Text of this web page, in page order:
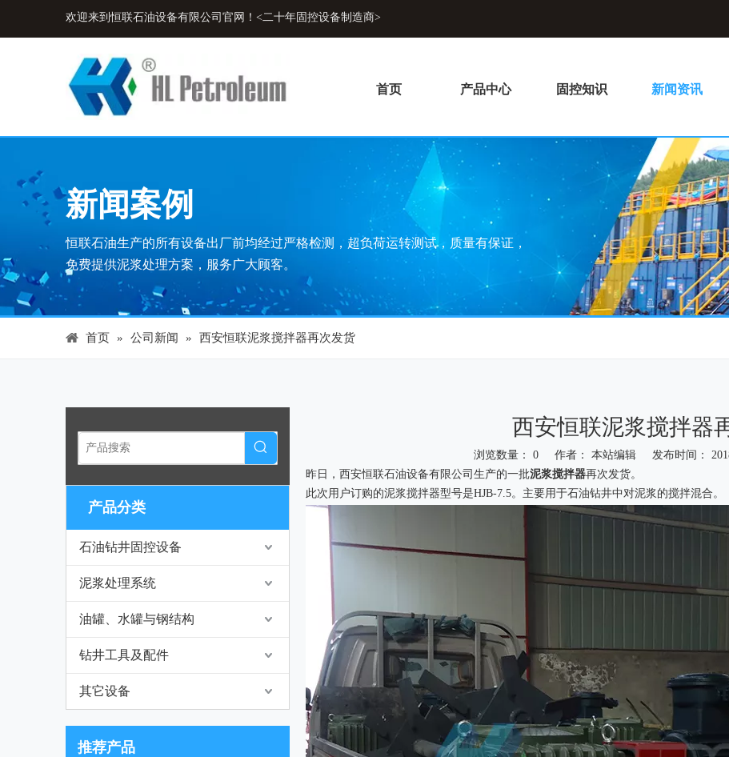
欢迎来到恒联石油设备有限公司官网！<二十年固控设备制造商>
首页 产品中心 固控知识 新闻资讯
新闻案例
恒联石油生产的所有设备出厂前均经过严格检测，超负荷运转测试，质量有保证，
免费提供泥浆处理方案，服务广大顾客。
首页 » 公司新闻 » 西安恒联泥浆搅拌器再次发货
产品分类
石油钻井固控设备
泥浆处理系统
油罐、水罐与钢结构
钻井工具及配件
其它设备
推荐产品
西安恒联泥浆搅拌器
浏览数量： 0作者： 本站编辑 发布时间：
昨日，西安恒联石油设备有限公司生产的一批泥浆搅拌器再次发货。
此次用户订购的泥浆搅拌器型号是HJB-7.5。主要用于石油钻井中对泥浆的搅拌混合。